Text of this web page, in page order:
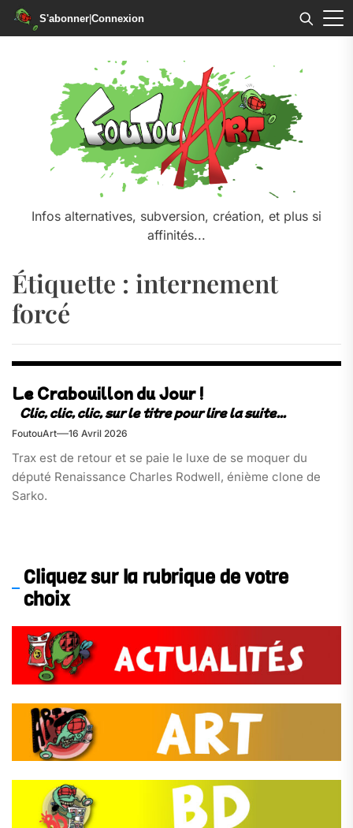
S'abonner|Connexion
Infos alternatives, subversion, création, et plus si
affinités...
Étiquette : internement
forcé
Le Crabouillon du Jour !
FoutouArt 16 Avril 2026
Trax est de retour et se paie le luxe de se moquer du
député Renaissance Charles Rodwell, énième clone de
Sarko.
Cliquez sur la rubrique de votre
choix